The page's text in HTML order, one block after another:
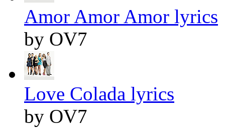
Amor Amor Amor lyrics
by OV7
Love Colada lyrics
by OV7